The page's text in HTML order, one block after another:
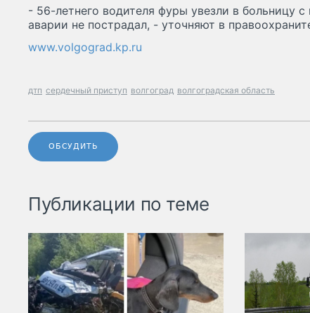
- 56-летнего водителя фуры увезли в больницу
аварии не пострадал, - уточняют в
www.volgograd.kp.ru
дтп сердечный приступ волгоград волгоградская область
ОБСУДИТЬ
Публикации по теме